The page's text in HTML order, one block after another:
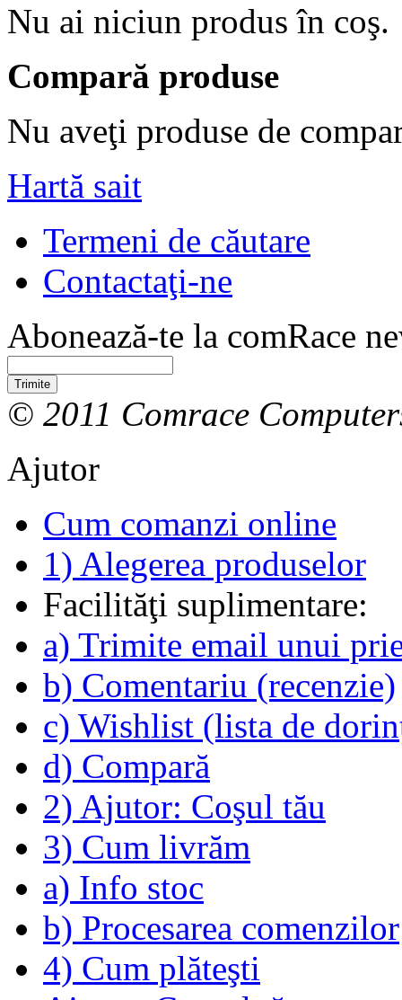
Nu ai niciun produs în coş.
Compară produse
Nu aveţi produse de
Hartă sait
Termeni de căutare
Contactaţi-ne
Abonează-te la comRace
Trimite
© 2011 Comrace
Ajutor
Cum comanzi online
1) Alegerea produselor
Facilităţi suplimentare:
a) Trimite email unui
b) Comentariu (recenzie)
c) Wishlist (lista de
d) Compară
2) Ajutor: Coşul tău
3) Cum livrăm
a) Info stoc
b) Procesarea comenzilor
4) Cum plăteşti